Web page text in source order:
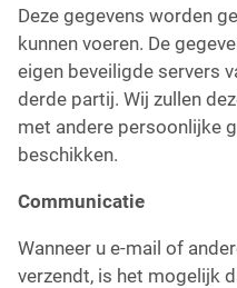
Deze gegevens worden
kunnen voeren. De
eigen beveiligde servers
derde partij. Wij zullen
met andere persoonlijke
beschikken.
Communicatie
Wanneer u e-mail of
verzendt, is het mogelijk